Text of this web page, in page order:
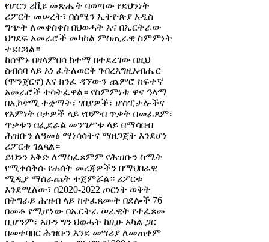
የሆርን ሪቪዩ መጽሔት ባወጣው የደህንነት
ሪፖርት መሠረት፣ በሰሜን ኢትዮጵያ አዲስ
ግጭት ለመቀስቀስ በህወሓት እና በኤርትራው
ህግደፍ አመራሮች መካከል ምስጢራዊ ስምምነት
ተደርጓል።
ከሰሞኑ በዛላምበሳ ከተማ በተደረገው በዚህ
ስብሰባ ላይ እነ ፈትለወርቅ ገብረእግዚአብሔር
(ሞንጀርኖ) እና ክንፈ ዳኘውን ጨምሮ ከፍተኛ
አመራሮች ተሳትፈዋል። የስምምነቱ ዋና ዓላማ
በኢኮኖሚ ተቋማት፣ ገበያዎች፣ ሆስፒታሎችና
የእምነት ቦታዎች ላይ የቦምብ ጥቃት በመፈጸም፣
ጥቃቱን በፌደራል መንግሥቱ ላይ በማሳበብ
ሕዝቡን ለዓመፅ ማነሳሳትና ማዘጋጀት እንደሆነ
ሪፖርቱ ገልጻል።
ይህንን እቅድ ለማስፈጸምም የሕዝቡን ስሜት
የሚቀሰቅሱ የሐሰት መረጃዎችን በማህበራዊ
ሚዲያ ማሰራጨት ተጀምሯል። ሪፖርቱ
እንደሚለው፣ በ2020-2022 ጦርነት ወቅት
በትግራይ ሕዝብ ላይ ከተፈጸሙት በደሎች 76
በመቶ የሚሆነው በኤርትራ ሠራዊት የተፈጸመ
ቢሆንም፣ አሁን ግን ህወሓት ከዚሁ አካል ጋር
በመተባበር ሕዝቡን እንደ መሣሪያ ለመጠቀም